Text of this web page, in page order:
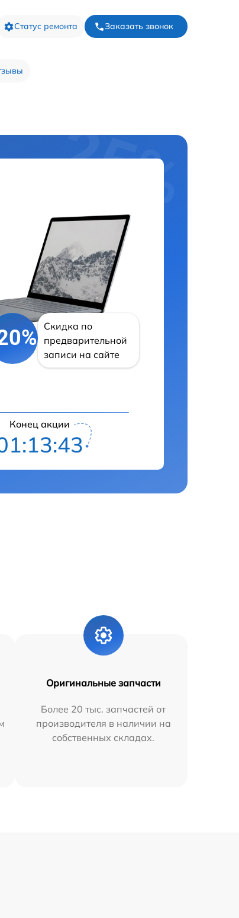
Статус ремонта Заказать звонок
Скидка по
предварительной
записи на сайте
Конец акции
Оригинальные запчасти
Более 20 тыс. запчастей от
производителя в наличии на
собственных складах.